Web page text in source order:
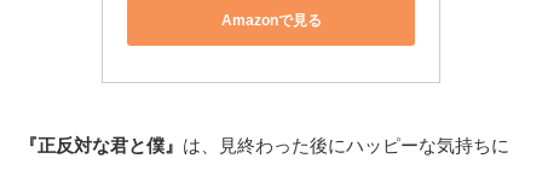
Amazonで見る
『正反対な君と僕』 は、見終わった後にハッピーな気持ちに